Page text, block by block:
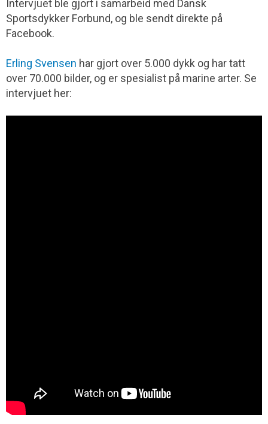
Intervjuet ble gjort i samarbeid med Dansk
Sportsdykker Forbund, og ble sendt direkte på
Facebook.
Erling Svensen har gjort over 5.000 dykk og har tatt
over 70.000 bilder, og er spesialist på marine arter. Se
intervjuet her: